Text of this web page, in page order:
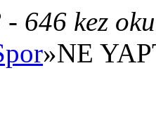
646 kez
»NE